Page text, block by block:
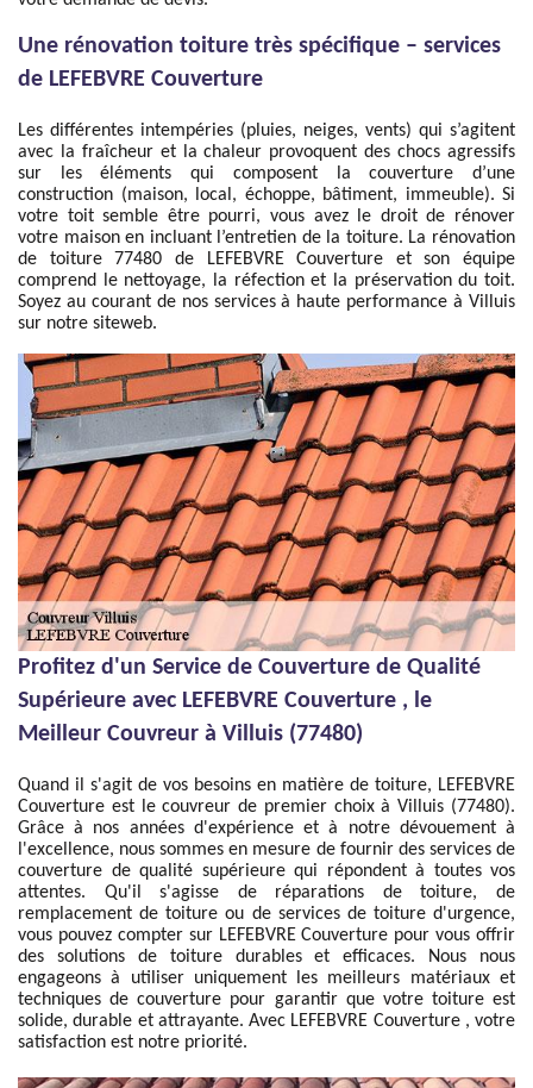
Une rénovation toiture très spécifique – services
de LEFEBVRE Couverture
Les différentes intempéries (pluies, neiges, vents) qui s’agitent
avec la fraîcheur et la chaleur provoquent des chocs agressifs
sur les éléments qui composent la couverture d’une
construction (maison, local, échoppe, bâtiment, immeuble). Si
votre toit semble être pourri, vous avez le droit de rénover
votre maison en incluant l’entretien de la toiture. La rénovation
de toiture 77480 de LEFEBVRE Couverture et son équipe
comprend le nettoyage, la réfection et la préservation du toit.
Soyez au courant de nos services à haute performance à Villuis
sur notre siteweb.
Profitez d'un Service de Couverture de Qualité
Supérieure avec LEFEBVRE Couverture , le
Meilleur Couvreur à Villuis (77480)
Quand il s'agit de vos besoins en matière de toiture, LEFEBVRE
Couverture est le couvreur de premier choix à Villuis (77480).
Grâce à nos années d'expérience et à notre dévouement à
l'excellence, nous sommes en mesure de fournir des services de
couverture de qualité supérieure qui répondent à toutes vos
attentes. Qu'il s'agisse de réparations de toiture, de
remplacement de toiture ou de services de toiture d'urgence,
vous pouvez compter sur LEFEBVRE Couverture pour vous offrir
des solutions de toiture durables et efficaces. Nous nous
engageons à utiliser uniquement les meilleurs matériaux et
techniques de couverture pour garantir que votre toiture est
solide, durable et attrayante. Avec LEFEBVRE Couverture , votre
satisfaction est notre priorité.